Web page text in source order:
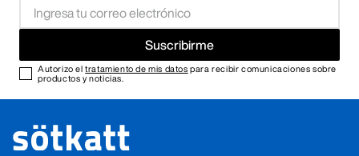
Suscribirme
Autorizo eltratamiento de mis datos para recibir comunicaciones sobre
productos y noticias.